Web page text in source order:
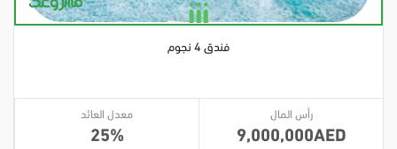
فندق 4 نجوم
رأس المال
9,000,000
معدل العائد
25